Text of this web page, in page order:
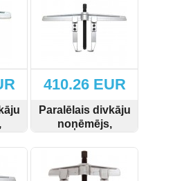
410.26 EUR
Paralēlais divkāju
noņēmējs,
SKATĪT PIRKT
domkrati,
(78)
gultas,
(27)
iekārtas,